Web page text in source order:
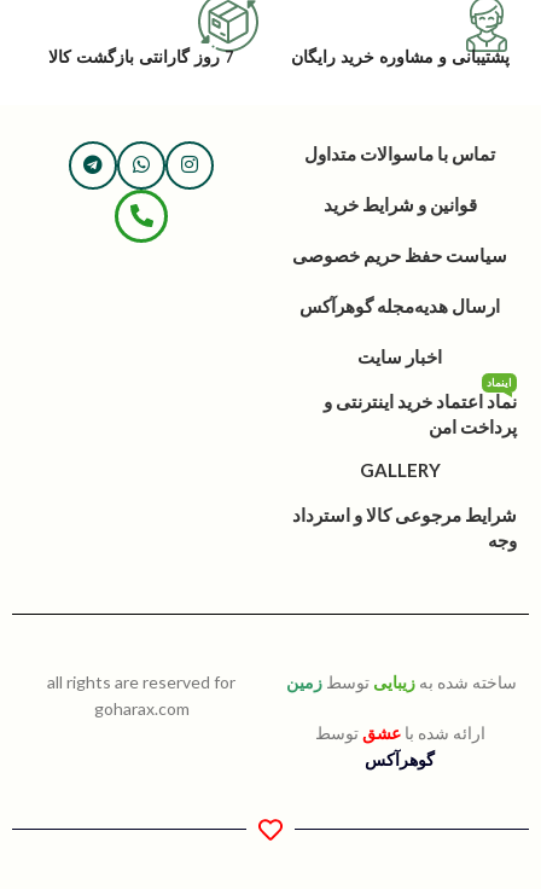
پشتیبانی و مشاوره خرید رایگان 7 روز گارانتی بازگشت کالا
تماس با ماسوالات متداول
قوانین و شرایط خرید
سیاست حفظ حریم خصوصی
ارسال هدیهمجله گوهرآکس
اخبار سایت
نماد اعتماد خرید اینترنتی و
پرداخت امن
اینماد
GALLERY
شرایط مرجوعی کالا و استرداد
وجه
ساخته شده به زیبایی توسط زمین
ارائه شده باعشق توسط
گوهرآکس
all rights are reserved for
goharax.com